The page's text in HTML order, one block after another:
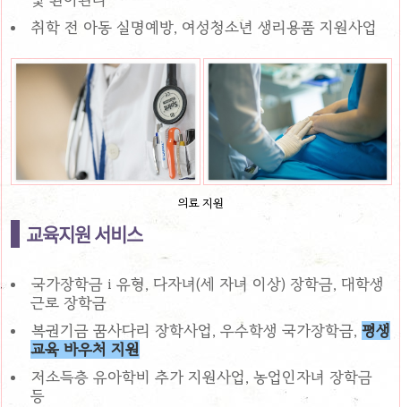
취학 전 아동 실명예방, 여성청소년 생리용품 지원사업
의료 지원
교육지원 서비스
국가장학금 i 유형, 다자녀(세 자녀 이상) 장학금, 대학생
근로 장학금
복권기금 꿈사다리 장학사업, 우수학생 국가장학금, 평생
교육 바우처 지원
저소득층 유아학비 추가 지원사업, 농업인자녀 장학금
등